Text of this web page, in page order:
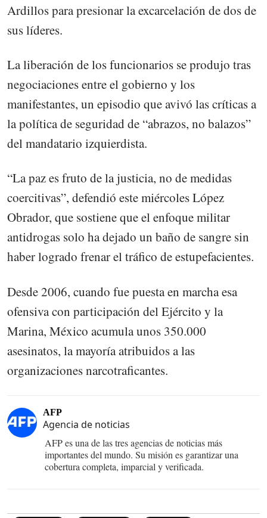
Ardillos para presionar la excarcelación de dos de
sus líderes.
La liberación de los funcionarios se produjo tras
negociaciones entre el gobierno y los
manifestantes, un episodio que avivó las críticas a
la política de seguridad de “abrazos, no balazos”
del mandatario izquierdista.
“La paz es fruto de la justicia, no de medidas
coercitivas”, defendió este miércoles López
Obrador, que sostiene que el enfoque militar
antidrogas solo ha dejado un baño de sangre sin
haber logrado frenar el tráfico de estupefacientes.
Desde 2006, cuando fue puesta en marcha esa
ofensiva con participación del Ejército y la
Marina, México acumula unos 350.000
asesinatos, la mayoría atribuidos a las
organizaciones narcotraficantes.
AFP
Agencia de noticias
AFP es una de las tres agencias de noticias más
importantes del mundo. Su misión es garantizar una
cobertura completa, imparcial y verificada.